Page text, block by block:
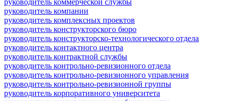
руководитель компании
руководитель комплексных проектов
руководитель конструкторского бюро
руководитель конструкторско-технологического отдела
руководитель контактного центра
руководитель контрактной службы
руководитель контрольно-ревизионного отдела
руководитель контрольно-ревизионного управления
руководитель контрольно-ревизионной группы
руководитель корпоративного университета